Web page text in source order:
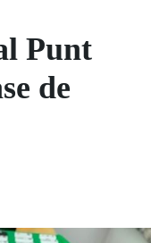
Punt
de